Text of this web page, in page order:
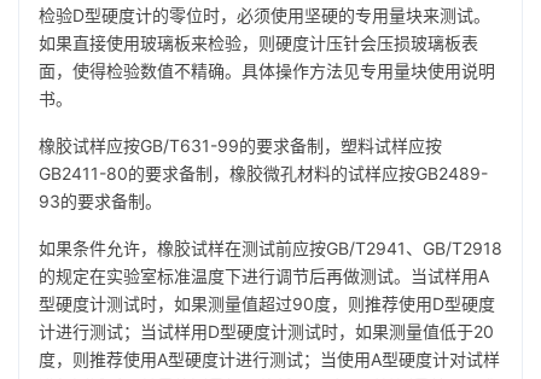
检验D型硬度计的零位时，必须使用坚硬的专用量块来测试。
如果直接使用玻璃板来检验，则硬度计压针会压损玻璃板表
面，使得检验数值不精确。具体操作方法见专用量块使用说明
书。
橡胶试样应按GB/T631-99的要求备制，塑料试样应按
GB2411-80的要求备制，橡胶微孔材料的试样应按GB2489-
93的要求备制。
如果条件允许，橡胶试样在测试前应按GB/T2941、GB/T2918
的规定在实验室标准温度下进行调节后再做测试。当试样用A
型硬度计测试时，如果测量值超过90度，则推荐使用D型硬度
计进行测试；当试样用D型硬度计测试时，如果测量值低于20
度，则推荐使用A型硬度计进行测试；当使用A型硬度计对试样